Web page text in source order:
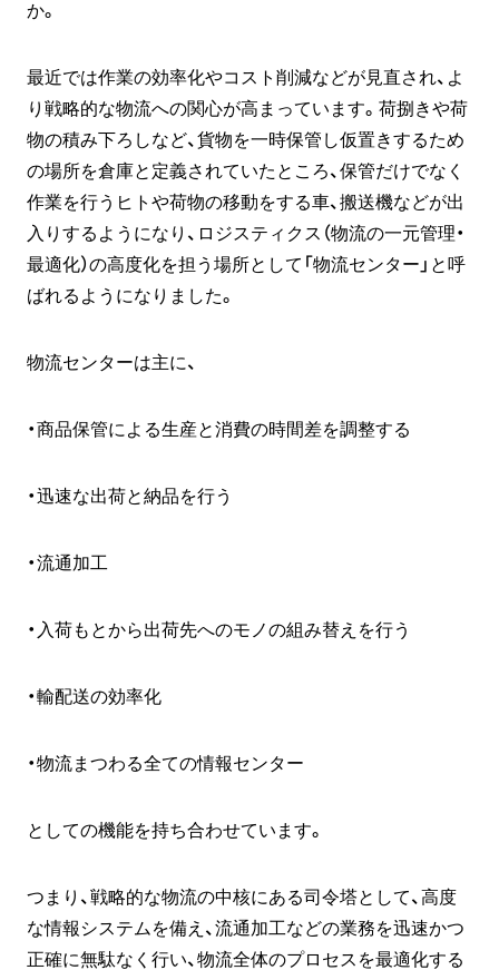
か。
最近では作業の効率化やコスト削減などが見直され、よ
り戦略的な物流への関心が高まっています。荷捌きや荷
物の積み下ろしなど、貨物を一時保管し仮置きするため
の場所を倉庫と定義されていたところ、保管だけでなく
作業を行うヒトや荷物の移動をする車、搬送機などが出
入りするようになり、ロジスティクス（物流の一元管理・
最適化）の高度化を担う場所として「物流センター」と呼
ばれるようになりました。
物流センターは主に、
・商品保管による生産と消費の時間差を調整する
・迅速な出荷と納品を行う
・流通加工
・入荷もとから出荷先へのモノの組み替えを行う
・輸配送の効率化
・物流まつわる全ての情報センター
としての機能を持ち合わせています。
つまり、戦略的な物流の中核にある司令塔として、高度
な情報システムを備え、流通加工などの業務を迅速かつ
正確に無駄なく行い、物流全体のプロセスを最適化する